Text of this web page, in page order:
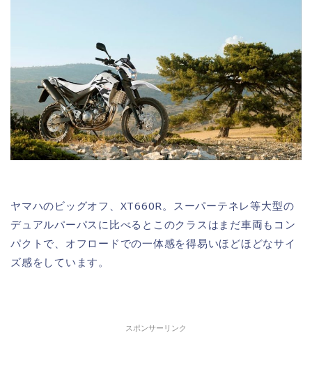
ヤマハのビッグオフ、XT660R。スーパーテネレ等大型の
デュアルパーパスに比べるとこのクラスはまだ車両もコン
パクトで、オフロードでの一体感を得易いほどほどなサイ
ズ感をしています。
スポンサーリンク